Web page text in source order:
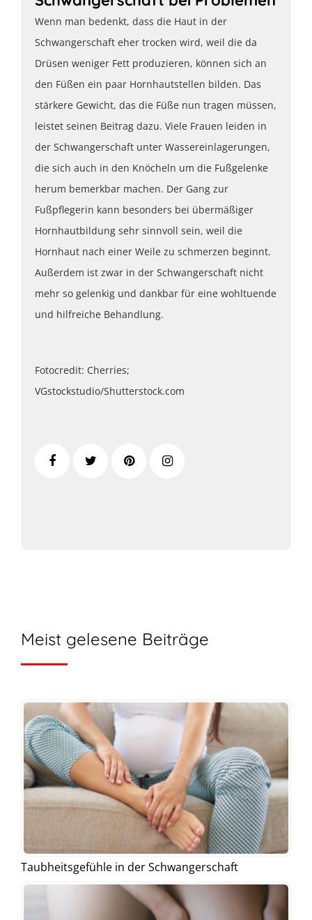
Wenn man bedenkt, dass die Haut in der
Schwangerschaft eher trocken wird, weil die da
Drüsen weniger Fett produzieren, können sich an
den Füßen ein paar Hornhautstellen bilden. Das
stärkere Gewicht, das die Füße nun tragen müssen,
leistet seinen Beitrag dazu. Viele Frauen leiden in
der Schwangerschaft unter Wassereinlagerungen,
die sich auch in den Knöcheln um die Fußgelenke
herum bemerkbar machen. Der Gang zur
Fußpflegerin kann besonders bei übermäßiger
Hornhautbildung sehr sinnvoll sein, weil die
Hornhaut nach einer Weile zu schmerzen beginnt.
Außerdem ist zwar in der Schwangerschaft nicht
mehr so gelenkig und dankbar für eine wohltuende
und hilfreiche Behandlung.
Fotocredit: Cherries;
VGstockstudio/Shutterstock.com
Meist gelesene Beiträge
Taubheitsgefühle in der Schwangerschaft